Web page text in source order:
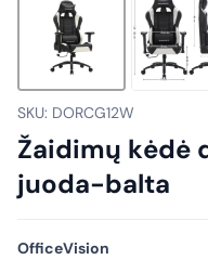
SKU: DORCG12W
Žaidimų kėdė
juoda-balta
OfficeVision